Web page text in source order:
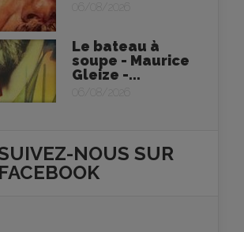
06/08/2026
Le bateau à
soupe - Maurice
Gleize -...
06/08/2026
NOUS SUR
FACEBOOK